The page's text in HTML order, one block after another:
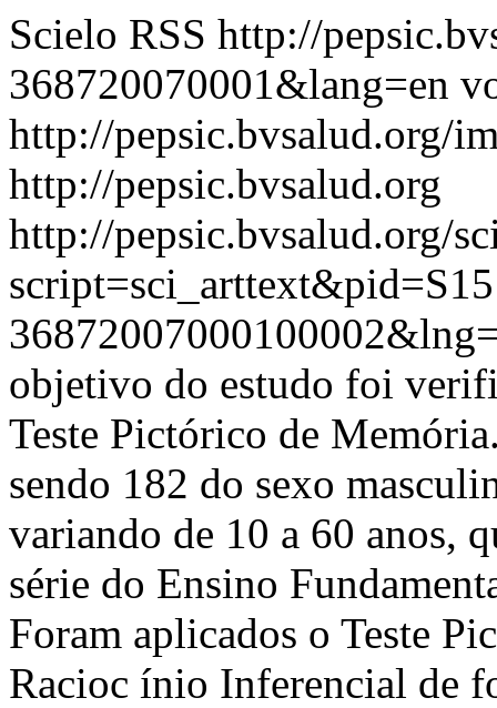
Scielo RSS http://
368720070001&lang=en
http://pepsic.bvsalud.org/
http://pepsic.bvsalud.org
http://pepsic.bvsalud.org/
objetivo do estudo foi
Teste Pictórico de
sendo 182 do sexo
variando de 10 a 60 anos,
série do Ensino
Foram aplicados o Teste
Racioc ínio Inferencial de